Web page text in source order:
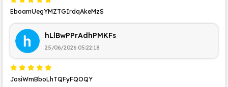
EboamUegYMZTGIrdqAkeMzS
hLlBwPPrAdhPMKFs
25/06/2026 05:22:18
JosiWmBboLhTQFyFQOQY